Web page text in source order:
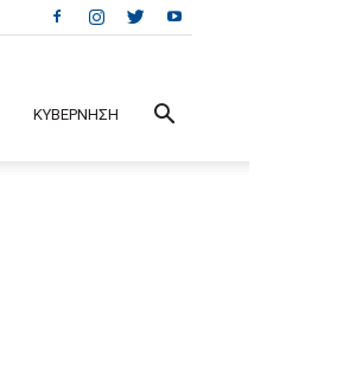
ΚΥΒΕΡΝΗΣΗ